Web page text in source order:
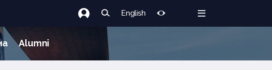
English
Alumni